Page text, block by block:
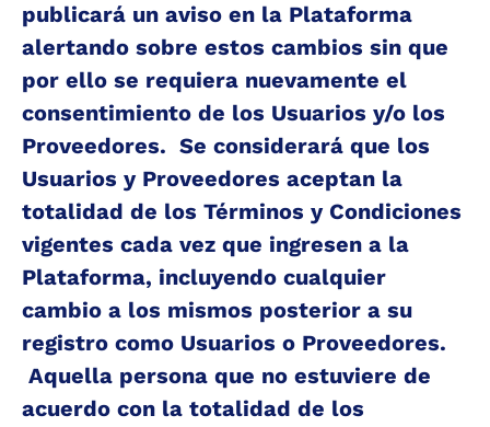
publicará un aviso en la Plataforma
alertando sobre estos cambios sin que
por ello se requiera nuevamente el
consentimiento de los Usuarios y/o los
Proveedores.  Se considerará que los
Usuarios y Proveedores aceptan la
totalidad de los Términos y Condiciones
vigentes cada vez que ingresen a la
Plataforma, incluyendo cualquier
cambio a los mismos posterior a su
registro como Usuarios o Proveedores.
Aquella persona que no estuviere de
acuerdo con la totalidad de los